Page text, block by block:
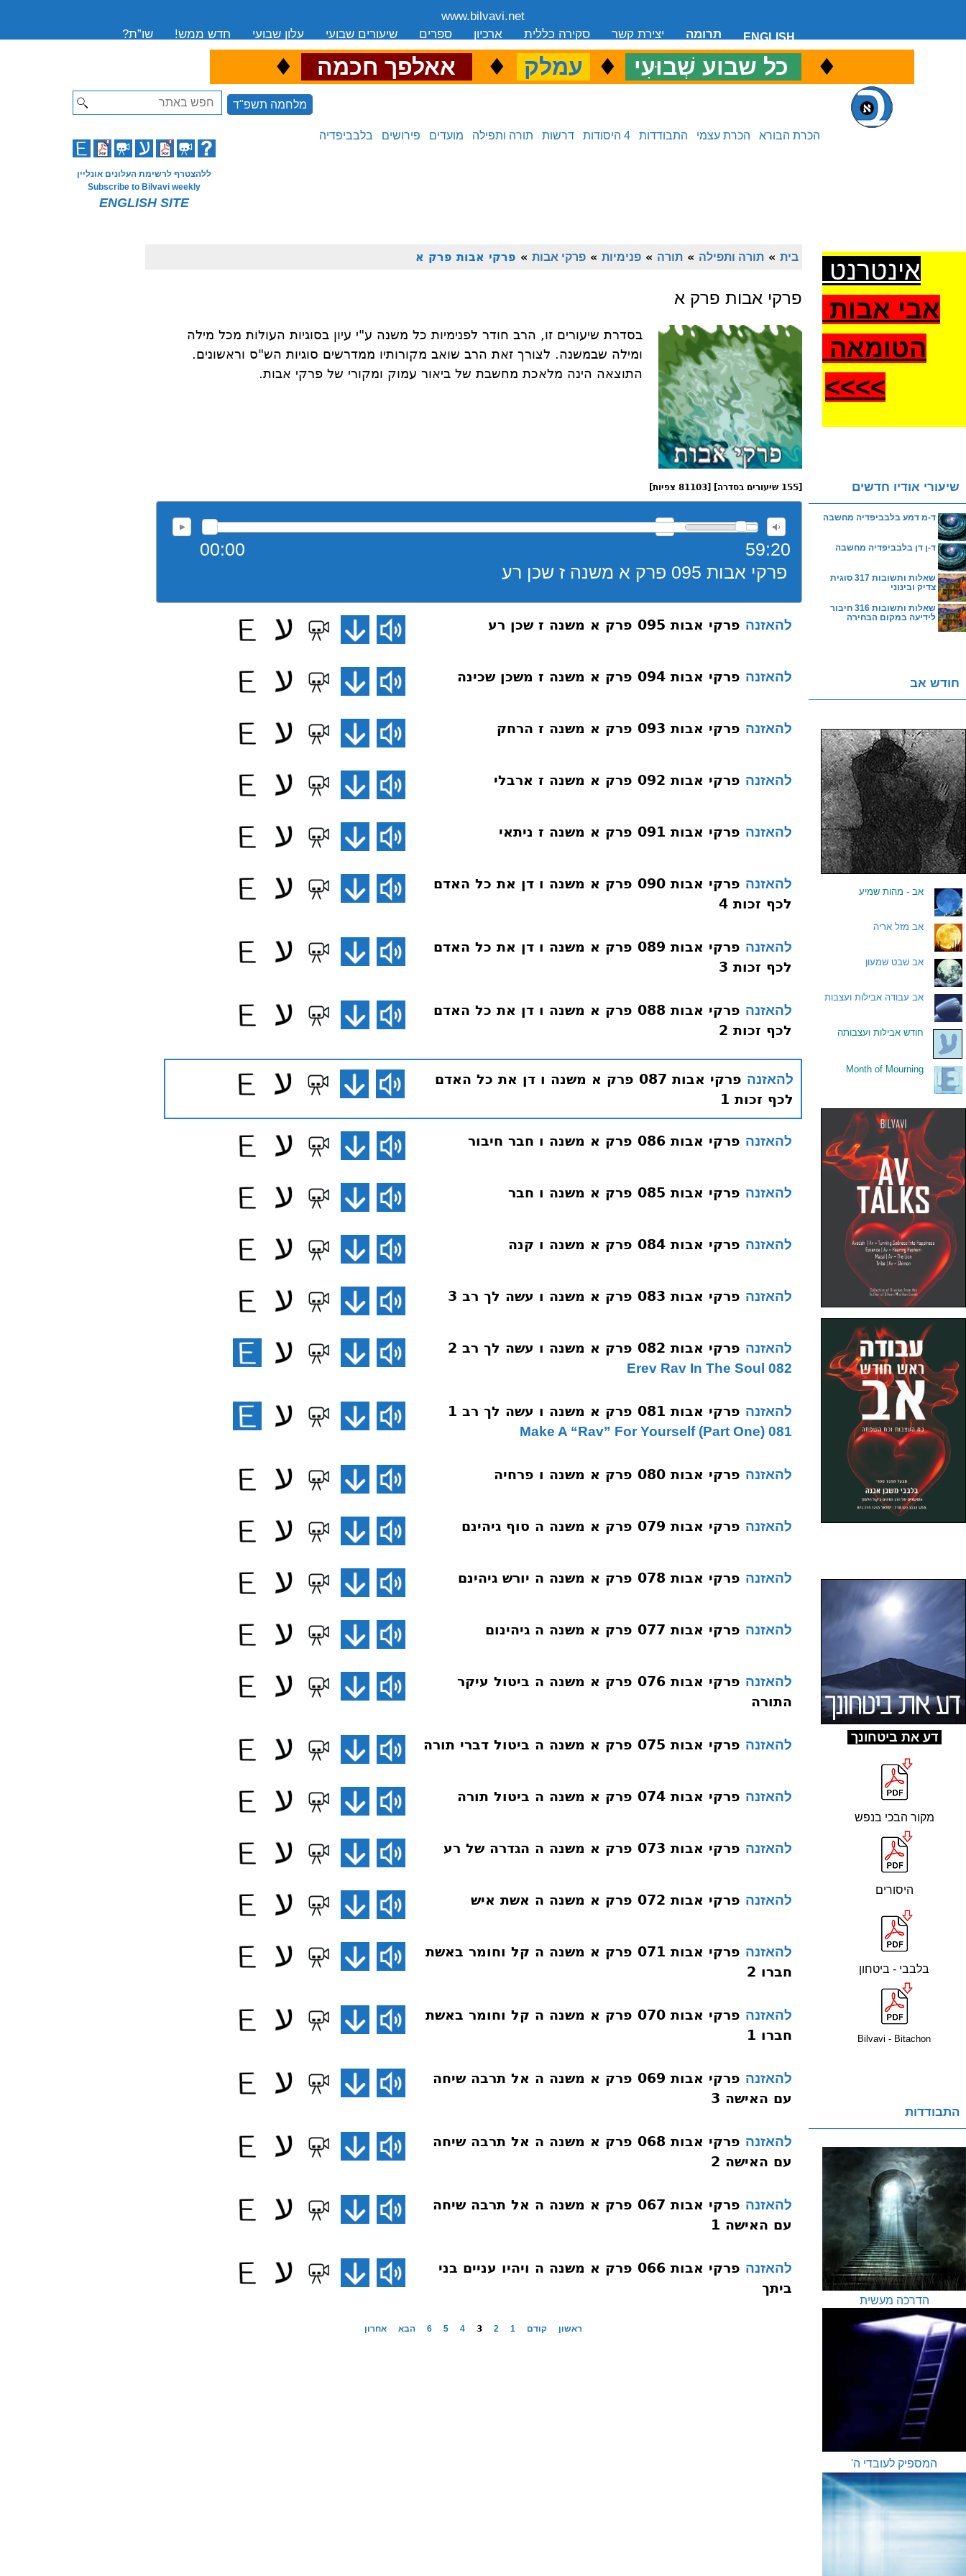
www.bilvavi.net
שו”ת?
חדש ממש! עלון שבועי שיעורים שבועי ספרים ארכיון סקירה כללית יצירת קשר תרומה ENGLISH
♦ כל שבוע שְׁבוּעִי ♦ עמלק ♦ אאלפך חכמה ♦
Search
מלחמה תשפ"ד
הכרת הבורא הכרת עצמי התבודדות 4 היסודות דרשות תורה ותפילה מועדים פירושים בלבביפדיה
ללהצטרף לרשימת העלונים אונליין
Subscribe to Bilvavi weekly
ENGLISH SITE
בית »תורה ותפילה »תורה »פנימיות »פרקי אבות » פרקי אבות פרק א
פרקי אבות פרק א
בסדרת שיעורים זו, הרב חודר לפנימיות כל משנה ע"י עיון בסוגיות העולות מכל מילה
ומילה שבמשנה. לצורך זאת הרב שואב מקורותיו ממדרשים סוגיות הש"ס וראשונים.
התוצאה הינה מלאכת מחשבת של ביאור עמוק ומקורי של פרקי אבות.
[155 שיעורים בסדרה] [81103 צפיות]
00:00
59:20
פרקי אבות 095 פרק א משנה ז שכן רע
להאזנה פרקי אבות 095 פרק א משנה ז שכן רע
להאזנה פרקי אבות 094 פרק א משנה ז משכן שכינה
להאזנה פרקי אבות 093 פרק א משנה ז הרחק
להאזנה פרקי אבות 092 פרק א משנה ז ארבלי
להאזנה פרקי אבות 091 פרק א משנה ז ניתאי
להאזנה
פרקי אבות 090 פרק א משנה ו דן את כל האדם
לכף זכות 4
להאזנה
פרקי אבות 089 פרק א משנה ו דן את כל האדם
לכף זכות 3
להאזנה
פרקי אבות 088 פרק א משנה ו דן את כל האדם
לכף זכות 2
להאזנה
פרקי אבות 087 פרק א משנה ו דן את כל האדם
לכף זכות 1
להאזנה פרקי אבות 086 פרק א משנה ו חבר חיבור
להאזנה פרקי אבות 085 פרק א משנה ו חבר
להאזנה פרקי אבות 084 פרק א משנה ו קנה
להאזנה פרקי אבות 083 פרק א משנה ו עשה לך רב 3
להאזנה פרקי אבות 082 פרק א משנה ו עשה לך רב 2
082 Erev Rav In The Soul
להאזנה פרקי אבות 081 פרק א משנה ו עשה לך רב 1
081 Make A “Rav” For Yourself (Part One)
להאזנה פרקי אבות 080 פרק א משנה ו פרחיה
להאזנה פרקי אבות 079 פרק א משנה ה סוף גיהינם
להאזנה פרקי אבות 078 פרק א משנה ה יורש גיהינם
להאזנה פרקי אבות 077 פרק א משנה ה גיהינום
להאזנה
פרקי אבות 076 פרק א משנה ה ביטול עיקר
התורה
להאזנה פרקי אבות 075 פרק א משנה ה ביטול דברי תורה
להאזנה פרקי אבות 074 פרק א משנה ה ביטול תורה
להאזנה פרקי אבות 073 פרק א משנה ה הגדרה של רע
להאזנה פרקי אבות 072 פרק א משנה ה אשת איש
להאזנה
פרקי אבות 071 פרק א משנה ה קל וחומר באשת
חברו 2
להאזנה
פרקי אבות 070 פרק א משנה ה קל וחומר באשת
חברו 1
להאזנה
פרקי אבות 069 פרק א משנה ה אל תרבה שיחה
עם האישה 3
להאזנה
פרקי אבות 068 פרק א משנה ה אל תרבה שיחה
עם האישה 2
להאזנה
פרקי אבות 067 פרק א משנה ה אל תרבה שיחה
עם האישה 1
להאזנה
פרקי אבות 066 פרק א משנה ה ויהיו עניים בני
ביתך
ראשון קודם 1
2
3
4
5
6 הבא אחרון
אינטרנט
אבי אבות
הטומאה
>>>
>
שיעורי אודיו חדשים
ד-מ דמע בלבביפדיה מחשבה
ד-ן דן בלבביפדיה מחשבה
שאלות ותשובות 317 סוגית
צדיק ובינוני
שאלות ותשובות 316 חיבור
לידיעה במקום הבחירה
חודש אב
אב - מהות שמיע
אב מזל אריה
אב שבט שמעון
אב עבודה אבילות ועצבות
חודש אבילות ועצבותה
Month of Mourning
דע את ביטחונך
מקור הבכי בנפש
היסורים
בלבבי - ביטחון
Bilvavi - Bitachon
התבודדות
הדרכה מעשית
המספיק לעובדי ה'